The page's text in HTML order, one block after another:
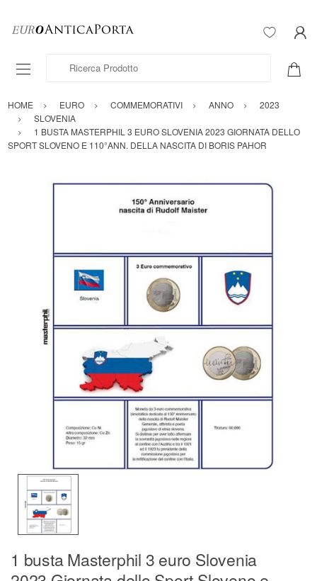
Ricerca Prodotto
HOME EURO COMMEMORATIVI ANNO
2023
SLOVENIA
1 BUSTA MASTERPHIL 3 EURO SLOVENIA 2023 GIORNATA DELLO
SPORT SLOVENO E 110°ANN. DELLA NASCITA DI BORIS PAHOR
1 busta Masterphil 3 euro Slovenia